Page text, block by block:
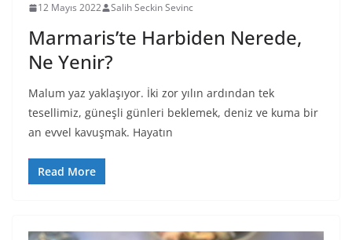
12 Mayıs 2022 Salih Seckin Sevinc
Marmaris’te Harbiden Nerede,
Ne Yenir?
Malum yaz yaklaşıyor. İki zor yılın ardından tek
tesellimiz, güneşli günleri beklemek, deniz ve kuma bir
an evvel kavuşmak. Hayatın
Read More